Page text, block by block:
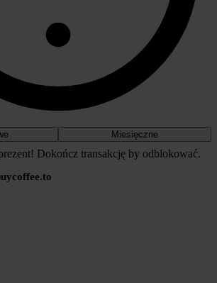
Miesięczne
Dokończ transakcję by odblokować.